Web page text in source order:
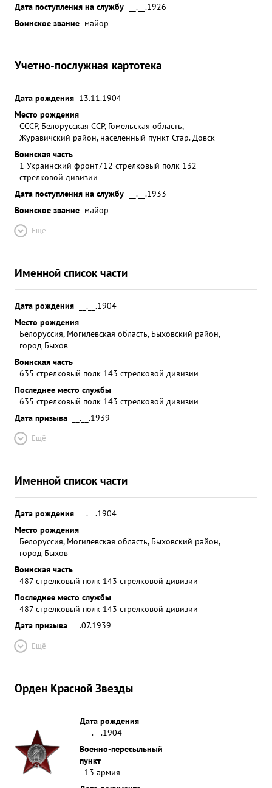
Дата поступления на службу
__.__.1926
Воинское звание майор
Учетно-послужная картотека
Дата рождения 13.11.1904
Место рождения
СССР, Белорусская ССР, Гомельская область,
Журавичский район, населенный пункт Стар. Довск
Воинская часть
1 Украинский фронт712 стрелковый полк 132
стрелковой дивизии
Дата поступления на службу
__.__.1933
Воинское звание майор
Ещё
Именной список части
Дата рождения
__.__.1904
Место рождения
Белоруссия, Могилевская область, Быховский район,
город Быхов
Воинская часть
635 стрелковый полк 143 стрелковой дивизии
Последнее место службы
635 стрелковый полк 143 стрелковой дивизии
Дата призыва
__.__.1939
Ещё
Именной список части
Дата рождения
__.__.1904
Место рождения
Белоруссия, Могилевская область, Быховский район,
город Быхов
Воинская часть
487 стрелковый полк 143 стрелковой дивизии
Последнее место службы
487 стрелковый полк 143 стрелковой дивизии
Дата призыва
__.07.1939
Ещё
Орден Красной Звезды
Дата рождения
__.__.1904
Военно-пересыльный
пункт
13 армия